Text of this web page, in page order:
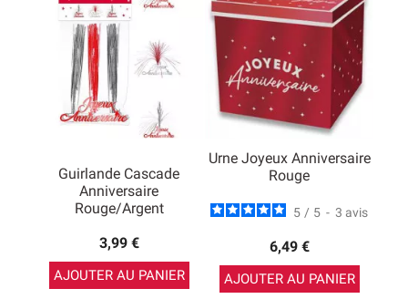
Guirlande Cascade
Anniversaire
Rouge/Argent
3,99 €
AJOUTER AU PANIER
Urne Joyeux Anniversaire
Rouge
5 / 5 - 3 avis
6,49 €
AJOUTER AU PANIER